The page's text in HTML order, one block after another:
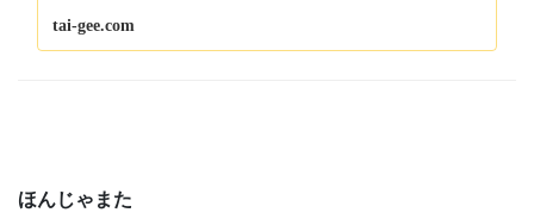
tai-gee.com
ほんじゃまた